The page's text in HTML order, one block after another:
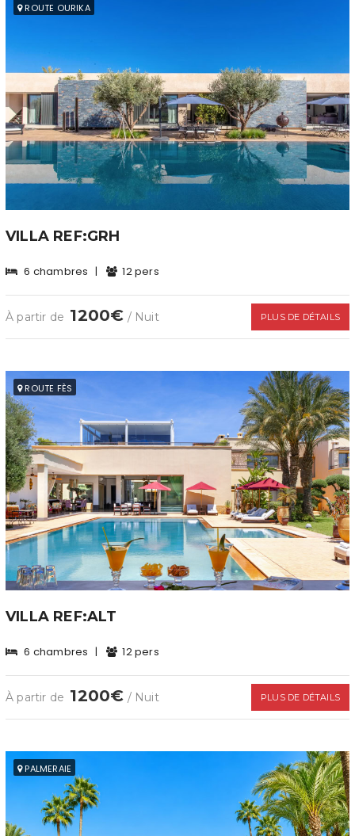
ROUTE OURIKA
VILLA REF:GRH
6 chambres | 12 pers
À partir de 1200€ / Nuit PLUS DE DÉTAILS
ROUTE FÈS
VILLA REF:ALT
6 chambres | 12 pers
À partir de 1200€ / Nuit PLUS DE DÉTAILS
PALMERAIE